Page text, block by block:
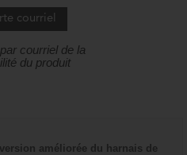
courriel
courriel de la
du produit
améliorée du harnais de